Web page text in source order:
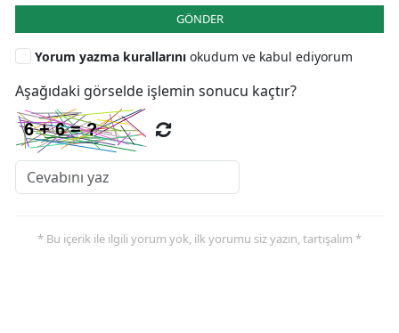
GÖNDER
Yorum yazma kurallarını okudum ve kabul ediyorum
Aşağıdaki görselde işlemin sonucu kaçtır?
* Bu içerik ile ilgili yorum yok, ilk yorumu siz yazın, tartışalım *